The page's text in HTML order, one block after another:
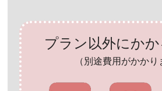
プラン以外にかか
（別途費用がかかり